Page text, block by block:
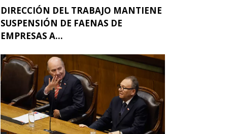
DIRECCIÓN DEL TRABAJO MANTIENE
SUSPENSIÓN DE FAENAS DE
EMPRESAS A...